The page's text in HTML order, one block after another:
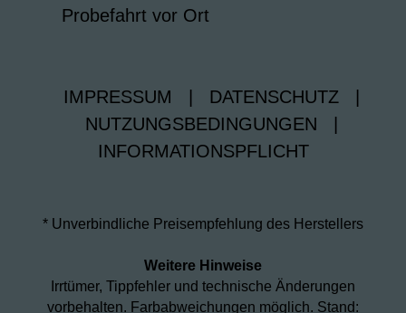
Probefahrt vor Ort
IMPRESSUM DATENSCHUTZ
NUTZUNGSBEDINGUNGEN
INFORMATIONSPFLICHT
* Unverbindliche Preisempfehlung des Herstellers
Weitere Hinweise
Irrtümer, Tippfehler und technische Änderungen
vorbehalten. Farbabweichungen möglich. Stand: